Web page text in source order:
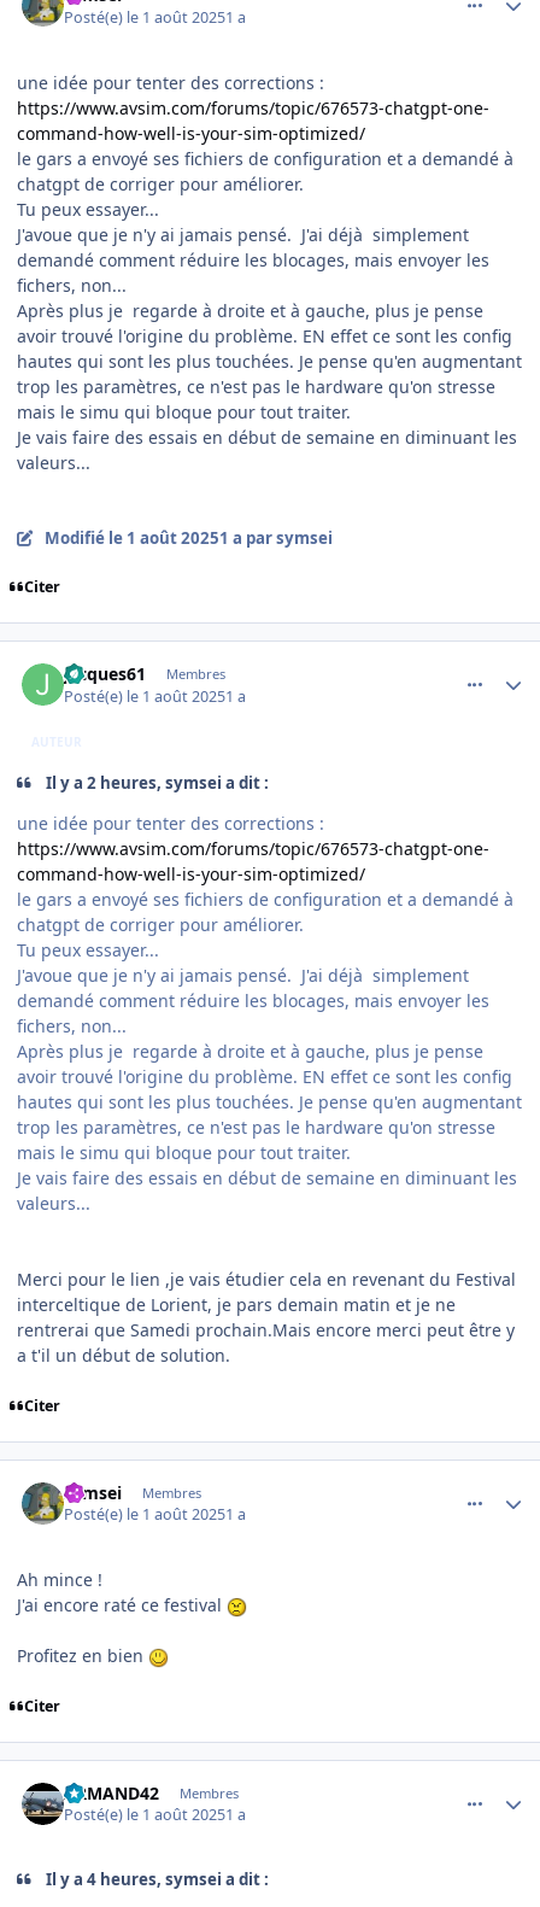
Posté(e) le 1 août 20251 a
une idée pour tenter des corrections :
https://www.avsim.com/forums/topic/676573-chatgpt-one-
command-how-well-is-your-sim-optimized/
le gars a envoyé ses fichiers de configuration et a demandé à
chatgpt de corriger pour améliorer.
Tu peux essayer...
J'avoue que je n'y ai jamais pensé. J'ai déjà simplement
demandé comment réduire les blocages, mais envoyer les
fichers, non...
Après plus je regarde à droite et à gauche, plus je pense
avoir trouvé l'origine du problème. EN effet ce sont les config
hautes qui sont les plus touchées. Je pense qu'en augmentant
trop les paramètres, ce n'est pas le hardware qu'on stresse
mais le simu qui bloque pour tout traiter.
Je vais faire des essais en début de semaine en diminuant les
valeurs...
Modifié le 1 août 20251 a par symsei
Citer
jacques61 Membres
Posté(e) le 1 août 20251 a
AUTEUR
Il y a 2 heures, symsei a dit :
une idée pour tenter des corrections :
https://www.avsim.com/forums/topic/676573-chatgpt-one-
command-how-well-is-your-sim-optimized/
le gars a envoyé ses fichiers de configuration et a demandé à
chatgpt de corriger pour améliorer.
Tu peux essayer...
J'avoue que je n'y ai jamais pensé. J'ai déjà simplement
demandé comment réduire les blocages, mais envoyer les
fichers, non...
Après plus je regarde à droite et à gauche, plus je pense
avoir trouvé l'origine du problème. EN effet ce sont les config
hautes qui sont les plus touchées. Je pense qu'en augmentant
trop les paramètres, ce n'est pas le hardware qu'on stresse
mais le simu qui bloque pour tout traiter.
Je vais faire des essais en début de semaine en diminuant les
valeurs...
Merci pour le lien ,je vais étudier cela en revenant du Festival
interceltique de Lorient, je pars demain matin et je ne
rentrerai que Samedi prochain.Mais encore merci peut être y
a t'il un début de solution.
Citer
symsei Membres
Posté(e) le 1 août 20251 a
Ah mince !
J'ai encore raté ce festival
Profitez en bien
Citer
ARMAND42 Membres
Posté(e) le 1 août 20251 a
Il y a 4 heures, symsei a dit :